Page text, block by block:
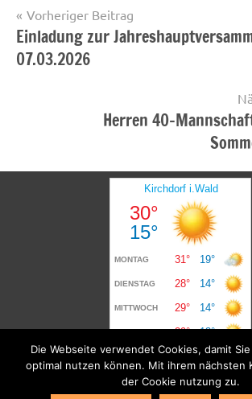
Startseite
Beitragsnavigation
Vorheriger Beitrag
Einladung zur
07.03.2026
Herren 40-
Die Webseite verwendet Cookies, damit
optimal nutzen können. Mit ihrem nächsten
der Cookie nutzung zu.